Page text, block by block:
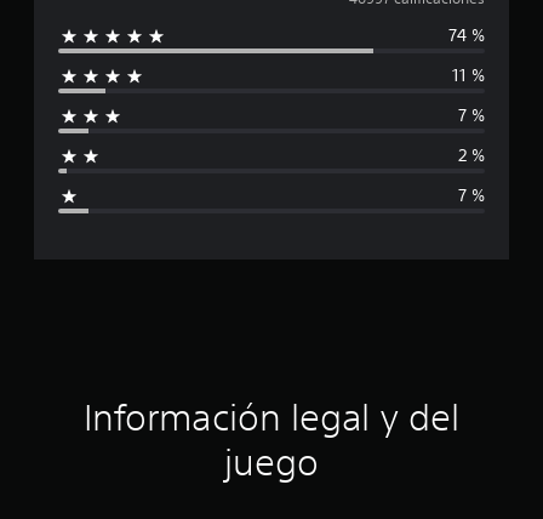
a
ó
74 %
11 %
7 %
2 %
7 %
Información legal y del
juego